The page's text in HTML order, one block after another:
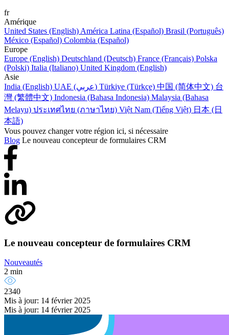
fr
Amérique
United States (English) América Latina (Español) Brasil (Português)
México (Español) Colombia (Español)
Europe
Europe (English) Deutschland (Deutsch) France (Français) Polska
(Polski) Italia (Italiano) United Kingdom (English)
Asie
India (English)
UAE (عربي) Türkiye (Türkçe) 中国 (简体中文) 台
灣 (繁體中文) Indonesia (Bahasa Indonesia) Malaysia (Bahasa
Melayu) ประเทศไทย (ภาษาไทย) Việt Nam (Tiếng Việt) 日本 (日
本語)
Vous pouvez changer votre région ici, si nécessaire
Blog Le nouveau concepteur de formulaires CRM
Le nouveau concepteur de formulaires CRM
Nouveautés
2 min
2340
Mis à jour: 14 février 2025
Mis à jour: 14 février 2025